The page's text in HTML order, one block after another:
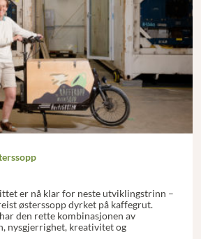
er nå klar for neste utviklingstrinn –
østerssopp dyrket på kaffegrut.
den rette kombinasjonen av
nysgjerrighet, kreativitet og